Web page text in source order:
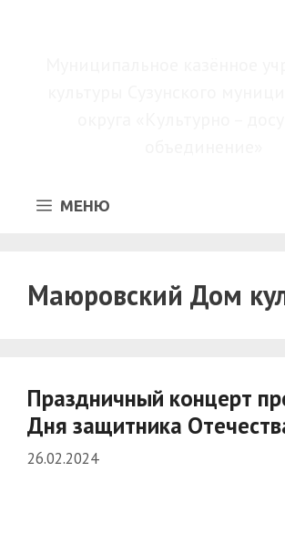
МЕНЮ
Маюровский Дом
Праздничный концерт
Дня защитника
26.02.2024